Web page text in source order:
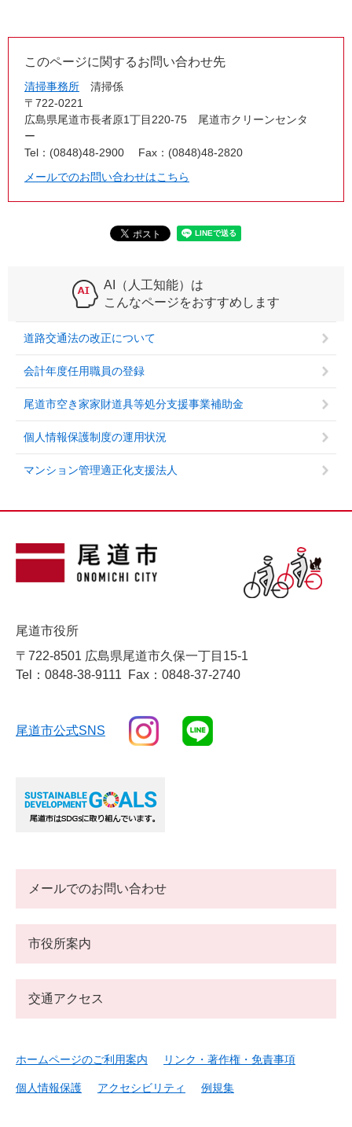
このページに関するお問い合わせ先
清掃事務所
清掃係
〒722-0221
広島県尾道市長者原1丁目220-75 尾道市クリーンセンタ
ー
Tel：(0848)48-2900
Fax：(0848)48-2820
メールでのお問い合わせはこちら
AI（人工知能）は
こんなページをおすすめします
道路交通法の改正について
会計年度任用職員の登録
尾道市空き家家財道具等処分支援事業補助金
個人情報保護制度の運用状況
マンション管理適正化支援法人
尾道市役所
〒722-8501 広島県尾道市久保一丁目15-1
Tel：0848-38-9111
Fax：0848-37-2740
尾道市公式SNS
メールでのお問い合わせ
市役所案内
交通アクセス
ホームページのご利用案内 リンク・著作権・免責事項
個人情報保護 アクセシビリティ 例規集